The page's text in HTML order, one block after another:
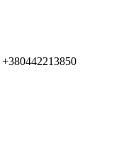
+380442213850